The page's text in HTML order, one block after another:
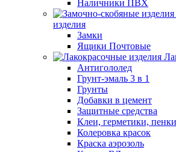
Наличники ПВХ
изделия
Замки
Ящики Почтовые
Антигололед
Грунт-эмаль 3 в 1
Грунты
Добавки в цемент
Защитные средства
Клеи, герметики, пенки
Колеровка красок
Краска аэрозоль